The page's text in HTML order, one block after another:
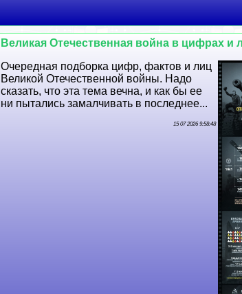
Великая Отечественная война в цифрах и
Очередная подборка цифр, фактов и лиц
Великой Отечественной войны. Надо
сказать, что эта тема вечна, и как бы ее
ни пытались замалчивать в последнее...
15 07 2026 9:58:48